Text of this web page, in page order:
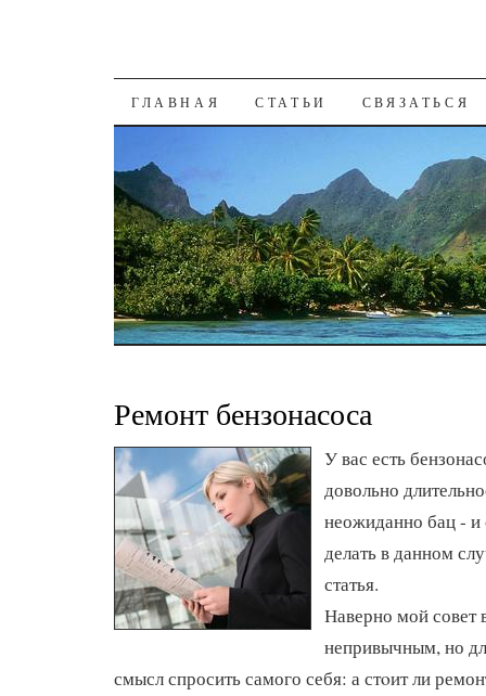
К СОДЕРЖАНИЮ
ГЛАВНАЯ СТАТЬИ СВЯЗАТЬСЯ
Ремонт бензонасоса
У вас есть
довольно
неожиданно бац - и
делать в данном
статья.
Наверно мой совет
непривычным, но
смысл спросить самого себя: а стοит ли